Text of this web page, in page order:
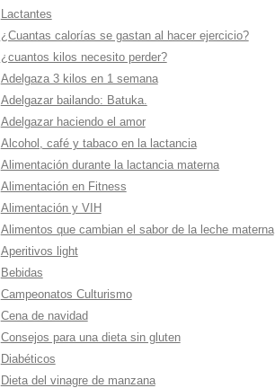
Lactantes
¿Cuantas calorí­as se gastan al hacer ejercicio?
¿cuantos kilos necesito perder?
Adelgaza 3 kilos en 1 semana
Adelgazar bailando: Batuka.
Adelgazar haciendo el amor
Alcohol, café y tabaco en la lactancia
Alimentación durante la lactancia materna
Alimentación en Fitness
Alimentación y VIH
Alimentos que cambian el sabor de la leche materna
Aperitivos light
Bebidas
Campeonatos Culturismo
Cena de navidad
Consejos para una dieta sin gluten
Diabéticos
Dieta del vinagre de manzana